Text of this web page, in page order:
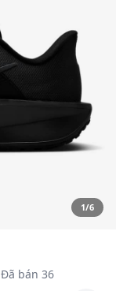
1/6
Đã bán 36